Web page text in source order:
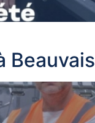
Beauvais